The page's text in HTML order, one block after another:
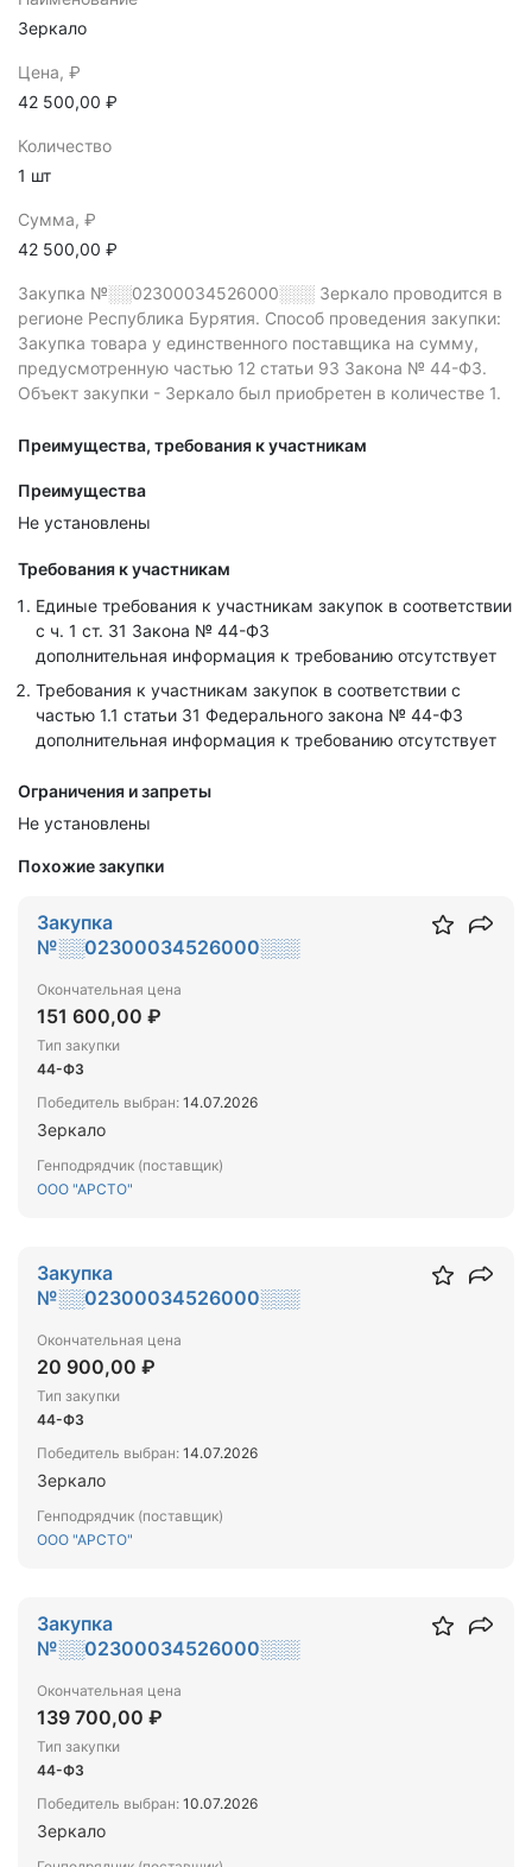
Зеркало
Цена, ₽
42 500,00 ₽
Количество
1 шт
Сумма, ₽
42 500,00 ₽
Закупка №░░02300034526000░░░ Зеркало проводится в
регионе Республика Бурятия. Способ проведения закупки:
Закупка товара у единственного поставщика на сумму,
предусмотренную частью 12 статьи 93 Закона № 44-ФЗ.
Объект закупки - Зеркало был приобретен в количестве 1.
Преимущества, требования к участникам
Преимущества
Не установлены
Требования к участникам
Единые требования к участникам закупок в соответствии
с ч. 1 ст. 31 Закона № 44-ФЗ
дополнительная информация к требованию отсутствует
Требования к участникам закупок в соответствии с
частью 1.1 статьи 31 Федерального закона № 44-ФЗ
дополнительная информация к требованию отсутствует
Ограничения и запреты
Не установлены
Похожие закупки
Закупка
№░░02300034526000░░░
Окончательная цена
151 600,00 ₽
Тип закупки
44-ФЗ
Победитель выбран: 14.07.2026
Зеркало
Генподрядчик (поставщик)
ООО "АРСТО"
Закупка
№░░02300034526000░░░
Окончательная цена
20 900,00 ₽
Тип закупки
44-ФЗ
Победитель выбран: 14.07.2026
Зеркало
Генподрядчик (поставщик)
ООО "АРСТО"
Закупка
№░░02300034526000░░░
Окончательная цена
139 700,00 ₽
Тип закупки
44-ФЗ
Победитель выбран: 10.07.2026
Зеркало